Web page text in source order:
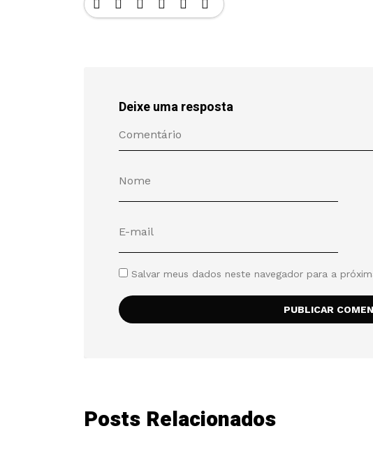
Deixe uma resposta
Salvar meus dados neste navegador para a
Posts Relacionados